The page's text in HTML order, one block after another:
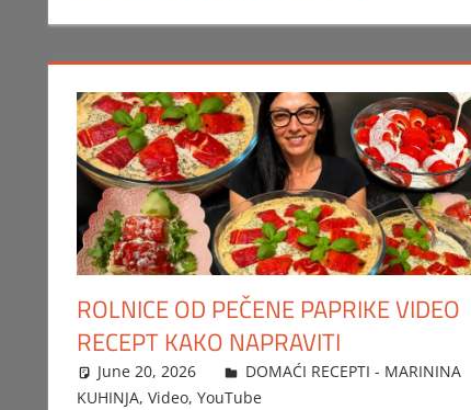
ROLNICE OD PEČENE PAPRIKE VIDEO
RECEPT KAKO NAPRAVITI
June 20, 2026 FTorgAdmin
DOMAĆI RECEPTI - MARININA
KUHINJA, Video, YouTube